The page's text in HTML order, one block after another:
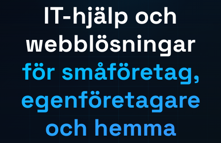
IT-hjälp och
webblösningar
för småföretag,
egenföretagare
och hemma